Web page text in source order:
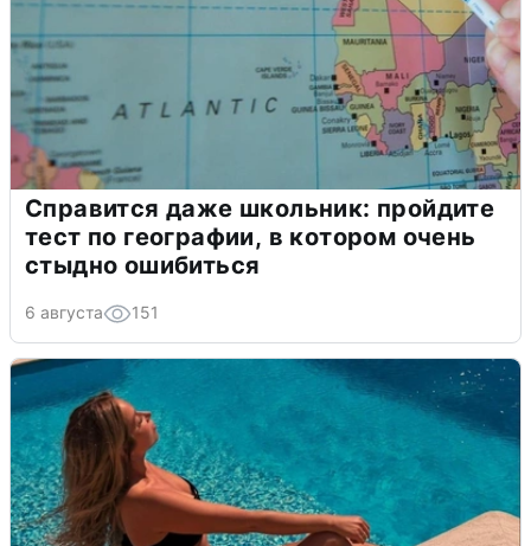
Справится даже школьник: пройдите
тест по географии, в котором очень
стыдно ошибиться
6 августа 151